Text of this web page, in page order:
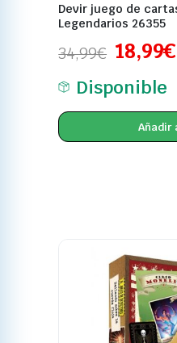
Devir juego de
Legendarios 26355
34,99€ 18,99€
Disponible
Añadir